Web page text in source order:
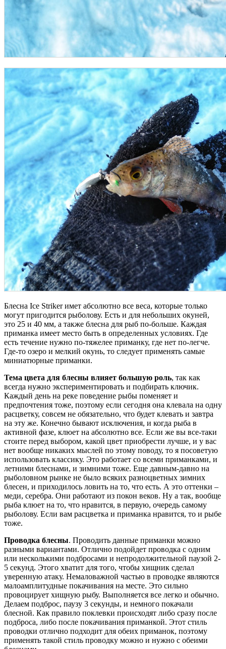
Блесна Ice Striker имет абсолютно все веса, которые только
могут пригодится рыболову. Есть и для небольших окуней,
это 25 и 40 мм, а также блесна для рыб по-больше. Каждая
приманка имеет место быть в определенных условиях. Где
есть течение нужно по-тяжелее приманку, где нет по-легче.
Где-то озеро и мелкий окунь, то следует применять самые
миниатюрные приманки.
Тема цвета для блесны влияет большую роль, так как
всегда нужно экспериментировать и подбирать ключик.
Каждый день на реке поведение рыбы поменяет и
предпочтения тоже, поэтому если сегодня она клевала на одну
расцветку, совсем не обязательно, что будет клевать и завтра
на эту же. Конечно бывают исключения, и когда рыба в
активной фазе, клюет на абсолютно все. Если же вы все-таки
стоите перед выбором, какой цвет приобрести лучше, и у вас
нет вообще никаких мыслей по этому поводу, то я посоветую
использовать классику. Это работает со всеми приманками, и
летними блеснами, и зимними тоже. Еще давным-давно на
рыболовном рынке не было всяких разноцветных зимних
блесен, и приходилось ловить на то, что есть. А это оттенки –
меди, серебра. Они работают из покон веков. Ну а так, вообще
рыба клюет на то, что нравится, в первую, очередь самому
рыболову. Если вам расцветка и приманка нравится, то и рыбе
тоже.
Проводка блесны. Проводить данные приманки можно
разными вариантами. Отлично подойдет проводка с одним
или несколькими подбросами и непродолжительной паузой 2-
5 секунд. Этого хватит для того, чтобы хищник сделал
уверенную атаку. Немаловажной частью в проводке являются
малоамплитудные покачивания на месте. Это сильно
провоцирует хищную рыбу. Выполняется все легко и обычно.
Делаем подброс, паузу 3 секунды, и немного покачали
блесной. Как правило поклевки происходят либо сразу после
подброса, либо после покачивания приманкой. Этот стиль
проводки отлично подходит для обеих приманок, поэтому
применять такой стиль проводку можно и нужно с обеими